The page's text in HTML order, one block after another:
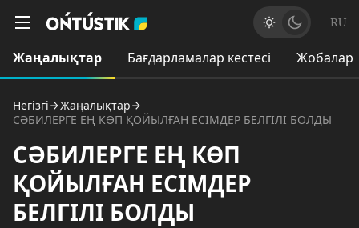
RU
Жаңалықтар Бағдарламалар кестесі Жобалар
Негізгі
Жаңалықтар
СӘБИЛЕРГЕ ЕҢ КӨП ҚОЙЫЛҒАН ЕСІМДЕР БЕЛГІЛІ БОЛДЫ
СӘБИЛЕРГЕ ЕҢ КӨП
ҚОЙЫЛҒАН ЕСІМДЕР
БЕЛГІЛІ БОЛДЫ